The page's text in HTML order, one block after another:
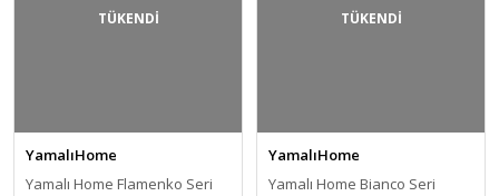
TÜKENDİ
YamalıHome
Yamalı Home Flamenko Seri
TÜKENDİ
YamalıHome
Yamalı Home Bianco Seri